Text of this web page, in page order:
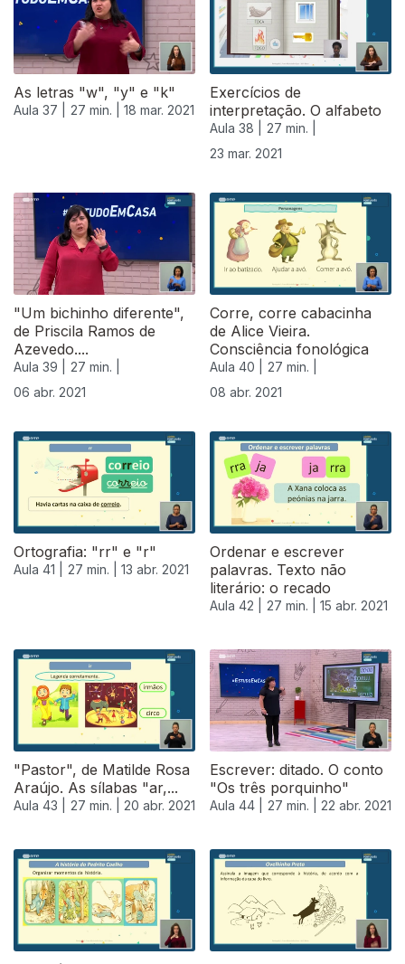
As letras "w", "y" e "k"
Aula 37 | 27 min. | 18 mar. 2021
Exercícios de
interpretação. O alfabeto
Aula 38 |
27 min. |
23 mar. 2021
"Um bichinho diferente",
de Priscila Ramos de
Azevedo....
Aula 39 |
27 min. |
06 abr. 2021
Corre, corre cabacinha
de Alice Vieira.
Consciência fonológica
Aula 40 |
27 min. |
08 abr. 2021
Ortografia: "rr" e "r"
Aula 41 | 27 min. | 13 abr. 2021
Ordenar e escrever
palavras. Texto não
literário: o recado
Aula 42 | 27 min. | 15 abr. 2021
"Pastor", de Matilde Rosa
Araújo. As sílabas "ar,...
Aula 43 | 27 min. | 20 abr. 2021
Escrever: ditado. O conto
"Os três porquinho"
Aula 44 | 27 min. | 22 abr. 2021